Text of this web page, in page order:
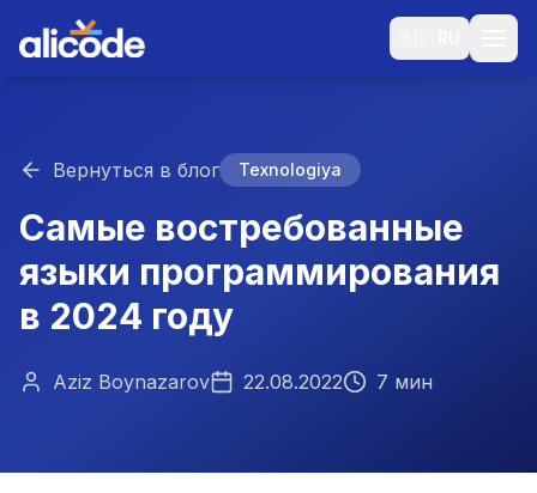
Вернуться в блог Texnologiya
Самые востребованные
языки программирования
в 2024 году
Aziz Boynazarov 22.08.2022 7 мин